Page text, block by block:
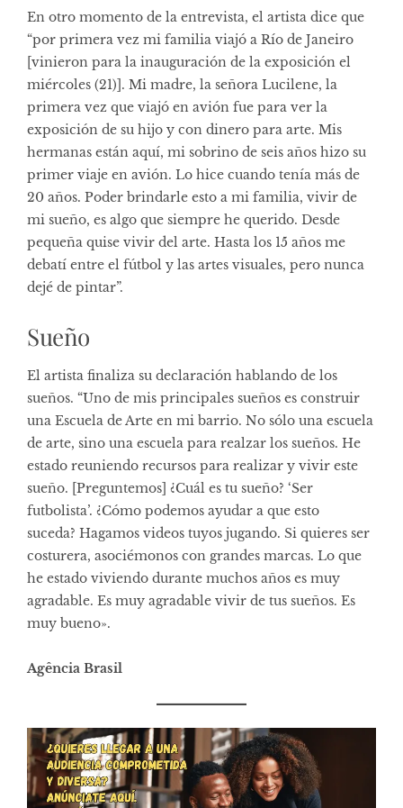
En otro momento de la entrevista, el artista dice que
“por primera vez mi familia viajó a Río de Janeiro
[vinieron para la inauguración de la exposición el
miércoles (21)]. Mi madre, la señora Lucilene, la
primera vez que viajó en avión fue para ver la
exposición de su hijo y con dinero para arte. Mis
hermanas están aquí, mi sobrino de seis años hizo su
primer viaje en avión. Lo hice cuando tenía más de
20 años. Poder brindarle esto a mi familia, vivir de
mi sueño, es algo que siempre he querido. Desde
pequeña quise vivir del arte. Hasta los 15 años me
debatí entre el fútbol y las artes visuales, pero nunca
dejé de pintar”.
Sueño
El artista finaliza su declaración hablando de los
sueños. “Uno de mis principales sueños es construir
una Escuela de Arte en mi barrio. No sólo una escuela
de arte, sino una escuela para realzar los sueños. He
estado reuniendo recursos para realizar y vivir este
sueño. [Preguntemos] ¿Cuál es tu sueño? ‘Ser
futbolista’. ¿Cómo podemos ayudar a que esto
suceda? Hagamos videos tuyos jugando. Si quieres ser
costurera, asociémonos con grandes marcas. Lo que
he estado viviendo durante muchos años es muy
agradable. Es muy agradable vivir de tus sueños. Es
muy bueno».
Agência Brasil